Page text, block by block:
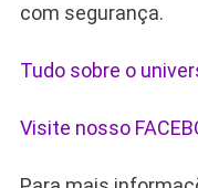
com segurança.
Tudo sobre o
Visite nosso